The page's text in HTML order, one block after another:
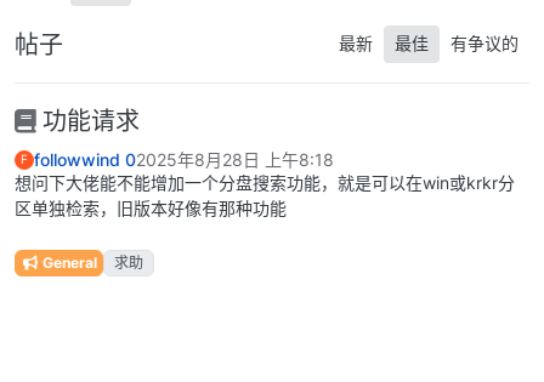
帖子 最新 最佳 有争议的
功能请求
F followwind 02025年8月28日 上午8:18
想问下大佬能不能增加一个分盘搜索功能，就是可以在win或krkr分
区单独检索，旧版本好像有那种功能
General 求助